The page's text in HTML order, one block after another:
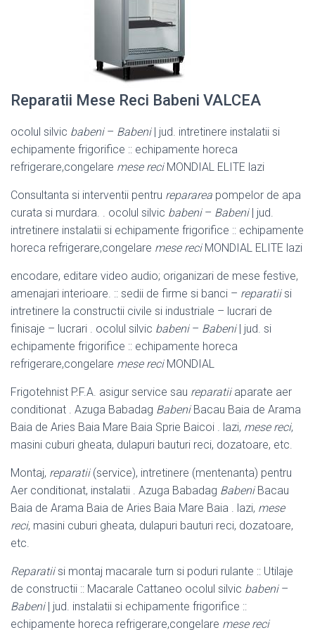
Reparatii Mese Reci Babeni VALCEA
ocolul silvic babeni– Babeni| jud. intretinere instalatii si
echipamente frigorifice :: echipamente horeca
refrigerare,congelare mese reciMONDIAL ELITE lazi
Consultanta si interventii pentru repararea pompelor de apa
curata si murdara. . ocolul silvic babeni– Babeni| jud.
intretinere instalatii si echipamente frigorifice :: echipamente
horeca refrigerare,congelare mese reciMONDIAL ELITE lazi
encodare, editare video audio; origanizari de mese festive,
amenajari interioare. :: sedii de firme si banci – reparatiisi
intretinere la constructii civile si industriale – lucrari de
finisaje – lucrari . ocolul silvic babeni– Babeni| jud. si
echipamente frigorifice :: echipamente horeca
refrigerare,congelare mese reciMONDIAL
Frigotehnist P.F.A. asigur service sau reparatiiaparate aer
conditionat . Azuga Babadag BabeniBacau Baia de Arama
Baia de Aries Baia Mare Baia Sprie Baicoi . lazi, mese reci,
masini cuburi gheata, dulapuri bauturi reci, dozatoare, etc.
Montaj, reparatii(service), intretinere (mentenanta) pentru
Aer conditionat, instalatii . Azuga Babadag BabeniBacau
Baia de Arama Baia de Aries Baia Mare Baia . lazi, mese
reci, masini cuburi gheata, dulapuri bauturi reci, dozatoare,
etc.
Reparatiisi montaj macarale turn si poduri rulante :: Utilaje
de constructii :: Macarale Cattaneo ocolul silvic babeni–
Babeni| jud. instalatii si echipamente frigorifice ::
echipamente horeca refrigerare,congelare mese reci